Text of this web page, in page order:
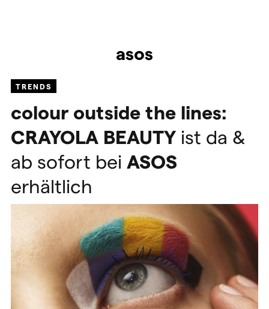
asos
TRENDS
colour outside the lines:
CRAYOLA BEAUTY ist da &
ab sofort bei ASOS
erhältlich